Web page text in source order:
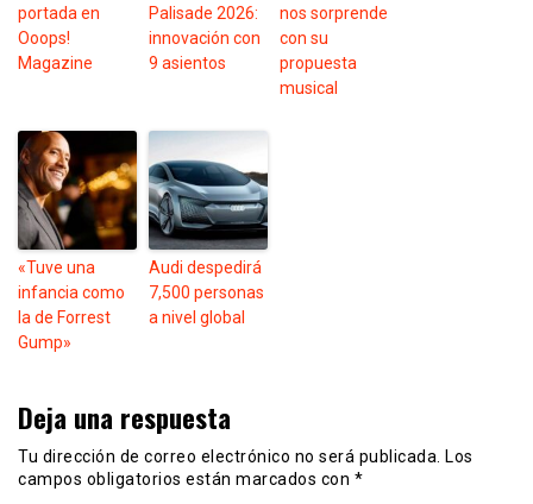
portada en
Ooops!
Magazine
Palisade 2026:
innovación con
9 asientos
nos sorprende
con su
propuesta
musical
«Tuve una
infancia como
la de Forrest
Gump»
Audi despedirá
7,500 personas
a nivel global
Deja una respuesta
Tu dirección de correo electrónico no será publicada. Los
campos obligatorios están marcados con *